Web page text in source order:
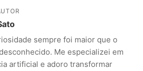
sempre foi maior que o
Me especializei em
artificial e adoro transformar